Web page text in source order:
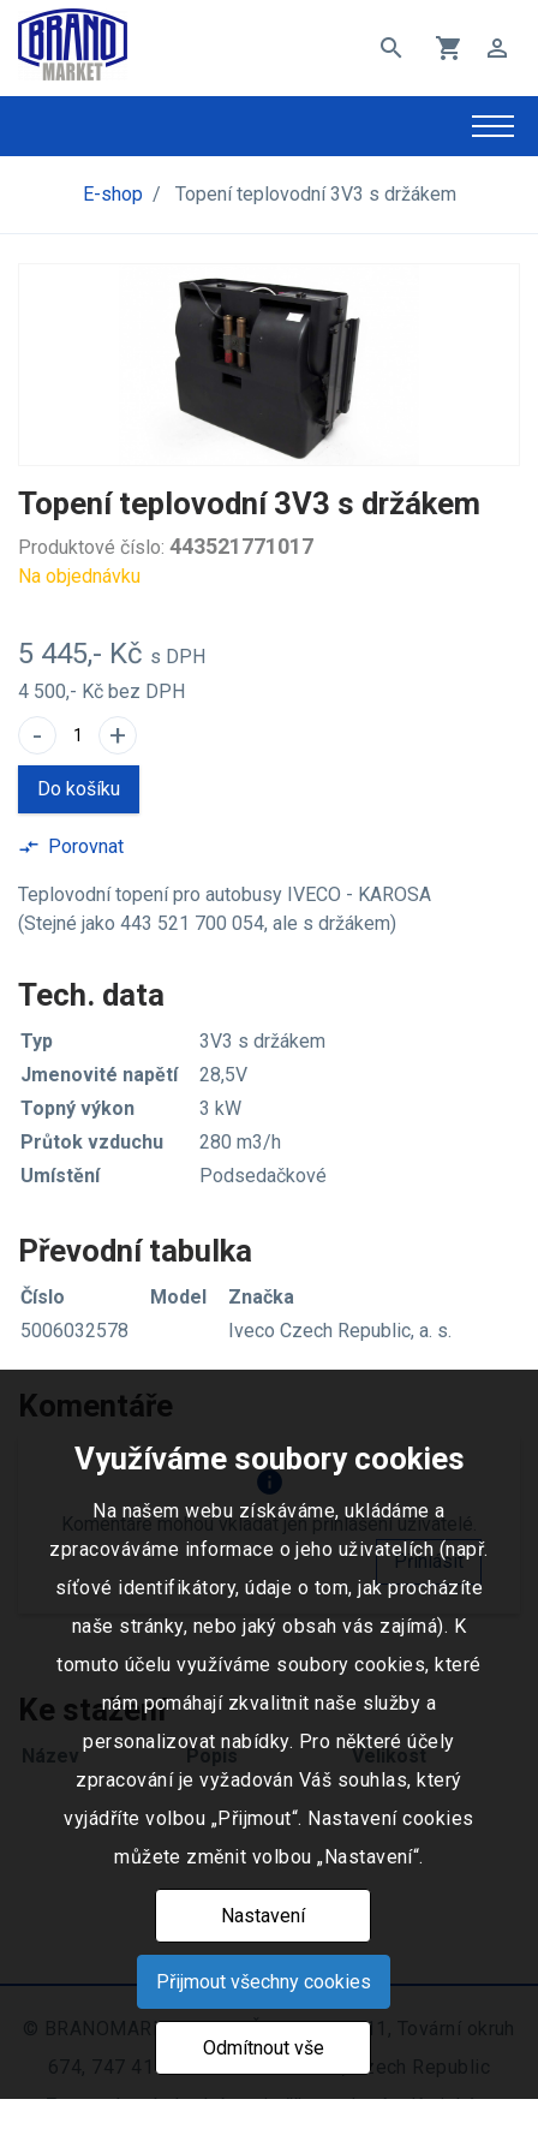
search shopping_cart perm_identity
E-shop / Topení teplovodní 3V3 s držákem
Topení teplovodní 3V3 s držákem
Produktové číslo: 443521771017
Na objednávku
5 445,- Kč s DPH
4 500,- Kč bez DPH
- +
Do košíku
compare_arrows Porovnat
Teplovodní topení pro autobusy IVECO - KAROSA
(Stejné jako 443 521 700 054, ale s držákem)
Tech. data
Typ
3V3 s držákem
Jmenovité napětí
28,5V
Topný výkon
3 kW
Průtok vzduchu
280 m3/h
Umístění
Podsedačkové
Převodní tabulka
Číslo Model
Značka
5006032578
Iveco Czech Republic, a. s.
Komentáře
info
Komentáře mohou vkládat jen přihlášení uživatelé.
Přihlásit
Ke stažení
Název Popis Velikost
© BRANOMARKET s.r.o., IČO: 253 51 311, Tovární okruh
674, 747 41 Hradec nad Moravicí, Czech Republic
Zapsaná v obchodním rejstříku vedeném Krajským
Využíváme soubory cookies
Na našem webu získáváme, ukládáme a
zpracováváme informace o jeho uživatelích (např.
síťové identifikátory, údaje o tom, jak procházíte
naše stránky, nebo jaký obsah vás zajímá). K
tomuto účelu využíváme soubory cookies, které
nám pomáhají zkvalitnit naše služby a
personalizovat nabídky. Pro některé účely
zpracování je vyžadován Váš souhlas, který
vyjádříte volbou „Přijmout“. Nastavení cookies
můžete změnit volbou „Nastavení“.
Nastavení
Přijmout všechny cookies
Odmítnout vše